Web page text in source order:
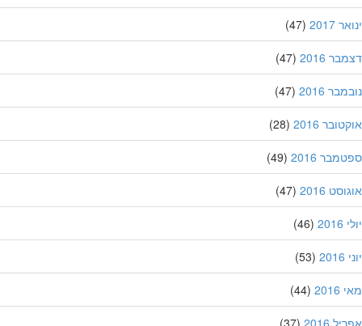
2017
(47)
2016
(47)
2016
(47)
2016
(28)
2016
(49)
2016
(47)
(46)
(53)
(44)
2016
(37)